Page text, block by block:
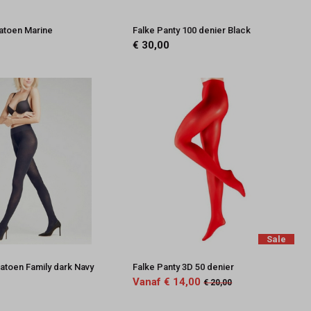
Marine Falke Panty 100 denier Black
€ 30,00
Family dark Navy
Sale
Falke Panty 3D 50 denier
Vanaf € 14,00 € 20,00